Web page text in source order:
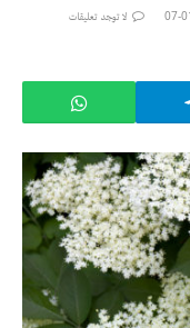
لا توجد تعليقات